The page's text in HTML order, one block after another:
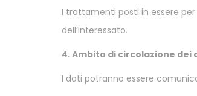
I trattamenti posti in essere
dell’interessato.
4. Ambito di circolazione dei
I dati potranno essere